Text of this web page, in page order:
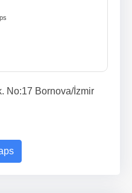
No:17 Bornova/İzmir